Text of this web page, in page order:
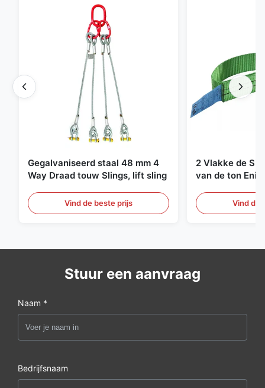
Gegalvaniseerd staal 48 mm 4
Way Draad touw Slings, lift sling
Vind de beste prijs
2 Vlakke de
van de ton
Vind de
Stuur een aanvraag
Naam *
Bedrijfsnaam